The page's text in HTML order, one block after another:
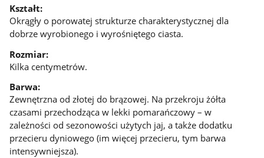
Kształt:
Okrągły o porowatej strukturze charakterystycznej dla
dobrze wyrobionego i wyrośniętego ciasta.
Rozmiar:
Kilka centymetrów.
Barwa:
Zewnętrzna od złotej do brązowej. Na przekroju żółta
czasami przechodząca w lekki pomarańczowy – w
zależności od sezonowości użytych jaj, a także dodatku
przecieru dyniowego (im więcej przecieru, tym barwa
intensywniejsza).